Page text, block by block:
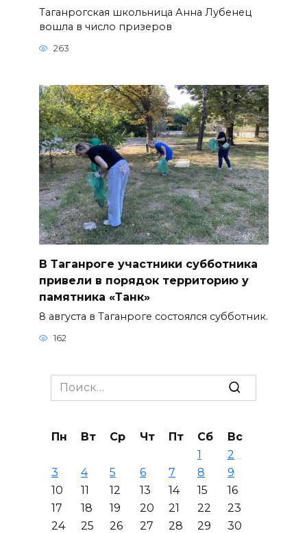
Таганрогская школьница Анна Лубенец
вошла в число призеров
263
В Таганроге участники субботника
привели в порядок территорию у
памятника «Танк»
8 августа в Таганроге состоялся субботник.
162
Search
for:
Пн Вт Ср Чт Пт Сб
Вс
1
2
3
4 5 6 7 8
9
10
11 12 13 14 15
16
17
18 19 20 21 22
23
24
25 26 27 28 29
30